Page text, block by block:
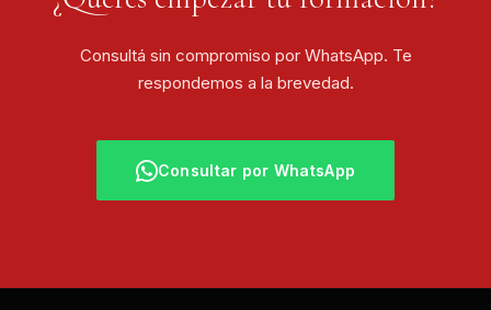
Consultá sin compromiso por WhatsApp. Te
respondemos a la brevedad.
Consultar por WhatsApp